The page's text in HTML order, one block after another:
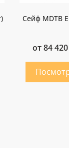
Сейф MDTB
от 84